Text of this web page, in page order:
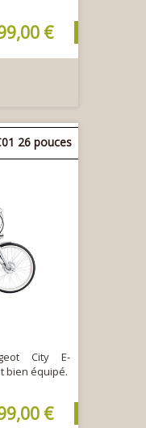
€
26 pouces
City E-
bien équipé.
€